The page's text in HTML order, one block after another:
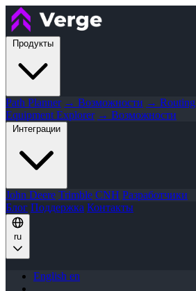
Продукты
Path Planner → Возможности → Routing
Equipment Explorer → Возможности
Интеграции
John Deere Trimble CNH Разработчики
Блог Поддержка Контакты
ru
English en